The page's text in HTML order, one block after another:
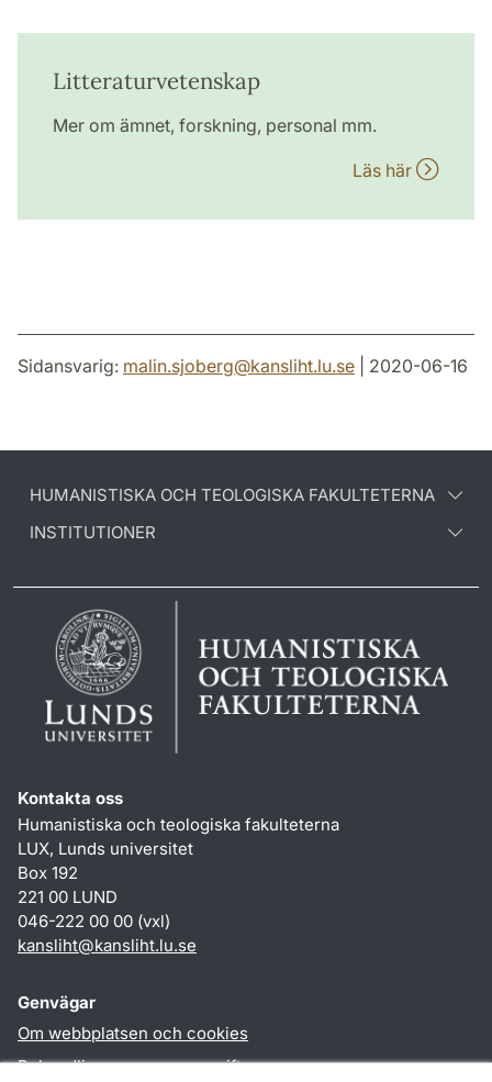
Litteraturvetenskap
Mer om ämnet, forskning, personal mm.
Läs här
Sidansvarig: malin.sjoberg@kansliht.lu.se | 2020-06-16
HUMANISTISKA OCH TEOLOGISKA FAKULTETERNA
INSTITUTIONER
Kontakta oss
Humanistiska och teologiska fakulteterna
LUX, Lunds universitet
Box 192
221 00 LUND
046-222 00 00 (vxl)
kansliht@kansliht.lu.se
Genvägar
Om webbplatsen och cookies
Behandling av personuppgifter